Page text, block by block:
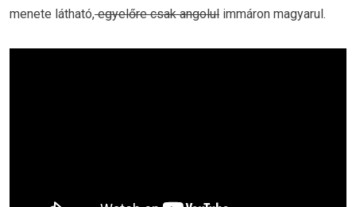
menete látható,egyelőre csak angolul immáron magyarul.